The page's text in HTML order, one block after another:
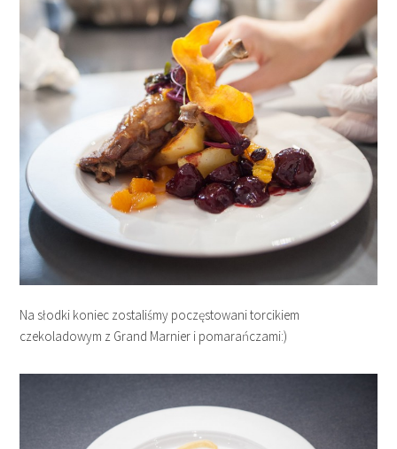
Na słodki koniec zostaliśmy poczęstowani torcikiem
czekoladowym z Grand Marnier i pomarańczami:)